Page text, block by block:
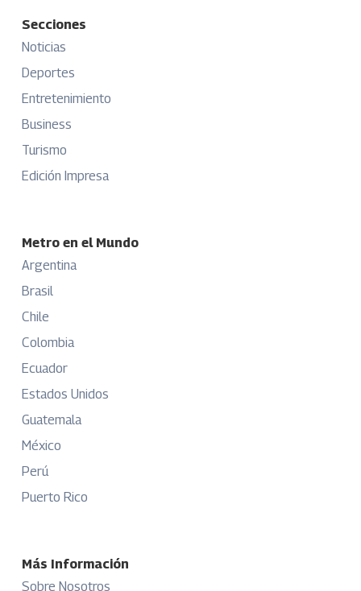
Secciones
Noticias
Deportes
Entretenimiento
Business
Turismo
Edición Impresa
Metro en el Mundo
Argentina
Brasil
Chile
Colombia
Ecuador
Estados Unidos
Guatemala
México
Perú
Puerto Rico
Más Información
Sobre Nosotros